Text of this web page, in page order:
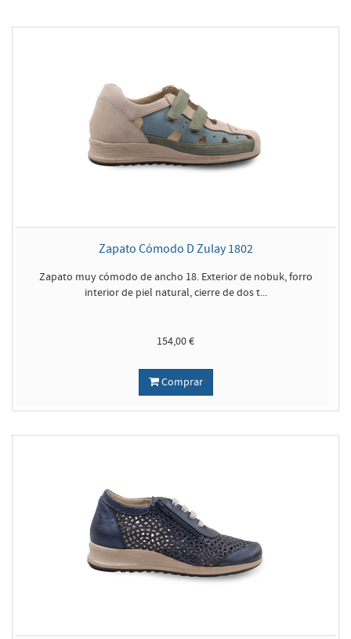
Zapato Cómodo D Zulay 1802
Zapato muy cómodo de ancho 18. Exterior de nobuk, forro
interior de piel natural, cierre de dos t...
154,00 €
Comprar